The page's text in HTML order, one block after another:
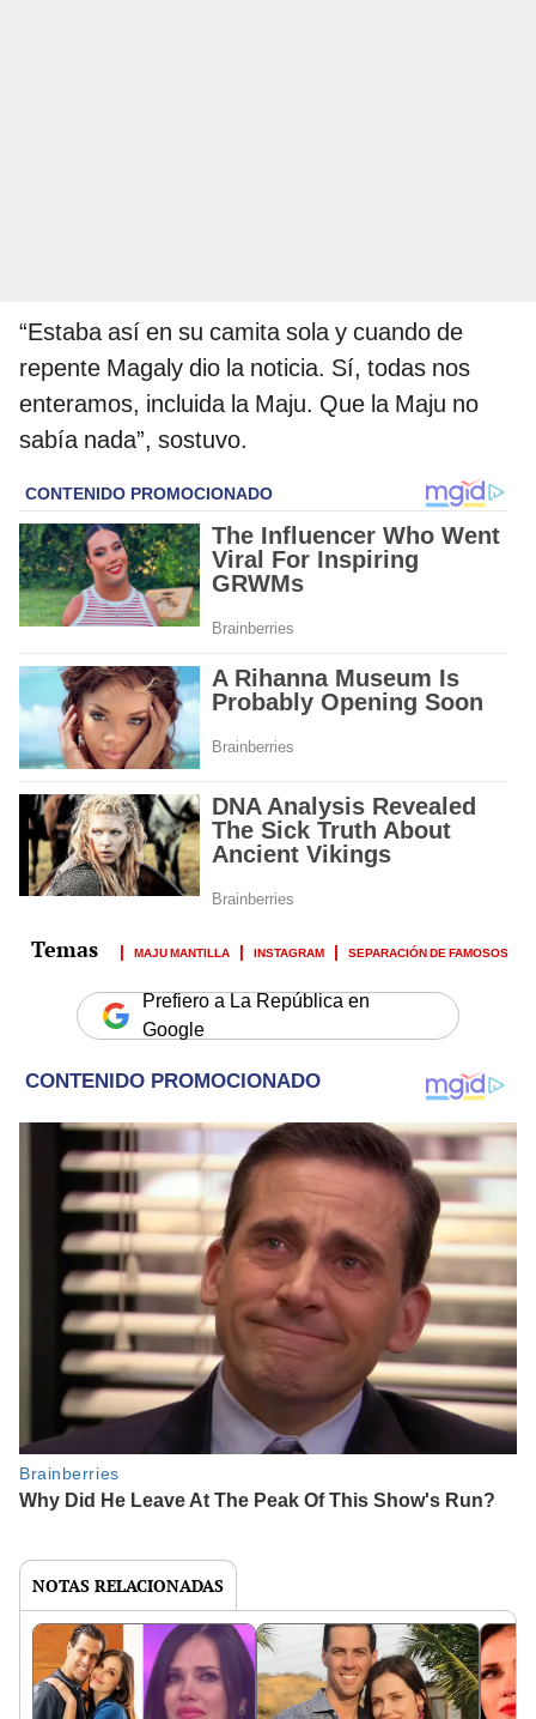
“Estaba así en su camita sola y cuando de
repente Magaly dio la noticia. Sí, todas nos
enteramos, incluida la Maju. Que la Maju no
sabía nada”, sostuvo.
MAJU MANTILLA INSTAGRAM SEPARACIÓN DE FAMOSOS
Prefiero a La República en
Google
NOTAS RELACIONADAS